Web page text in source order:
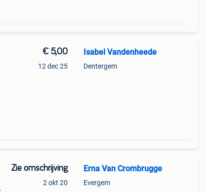
€ 5,00
12 dec 25
Isabel Vandenheede
Dentergem
Zie omschrijving
2 okt 20
Erna Van Crombrugge
Evergem